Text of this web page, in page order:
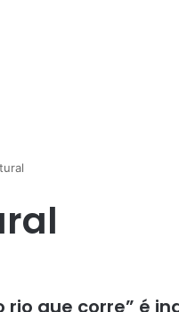
rio que corre” é